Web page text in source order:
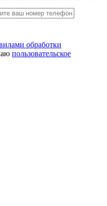
обработки
пользовательское